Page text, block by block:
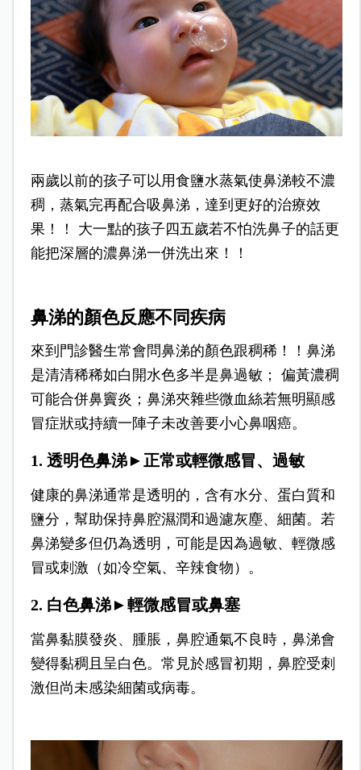
兩歲以前的孩子可以用食鹽水蒸氣使鼻涕較不濃
稠，蒸氣完再配合吸鼻涕，達到更好的治療效
果！！ 大一點的孩子四五歲若不怕洗鼻子的話更
能把深層的濃鼻涕一併洗出來！！
鼻涕的顏色反應不同疾病
來到門診醫生常會問鼻涕的顏色跟稠稀！！鼻涕
是清清稀稀如白開水色多半是鼻過敏； 偏黃濃稠
可能合併鼻竇炎；鼻涕夾雜些微血絲若無明顯感
冒症狀或持續一陣子未改善要小心鼻咽癌。
1. 透明色鼻涕►正常或輕微感冒、過敏
健康的鼻涕通常是透明的，含有水分、蛋白質和
鹽分，幫助保持鼻腔濕潤和過濾灰塵、細菌。 若
鼻涕變多但仍為透明，可能是因為過敏、輕微感
冒或刺激（如冷空氣、辛辣食物）。
2. 白色鼻涕►輕微感冒或鼻塞
當鼻黏膜發炎、腫脹，鼻腔通氣不良時，鼻涕會
變得黏稠且呈白色。 常見於感冒初期，鼻腔受刺
激但尚未感染細菌或病毒。